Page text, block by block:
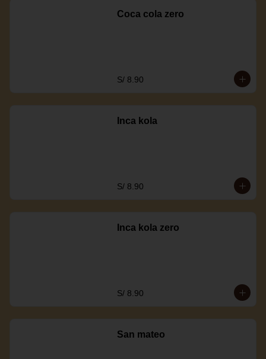
Coca cola zero
S/ 8.90
Inca kola
S/ 8.90
Inca kola zero
S/ 8.90
San mateo